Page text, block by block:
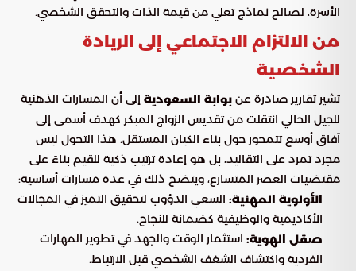
الأسرة، لصالح نماذج تعلي من قيمة الذات والتحقق الشخصي.
من الالتزام الاجتماعي إلى الريادة
الشخصية
تشير تقارير صادرة عن بوابة السعودية إلى أن المسارات الذهنية
للجيل الحالي انتقلت من تقديس الزواج المبكر كهدف أسمى إلى
آفاق أوسع تتمحور حول بناء الكيان المستقل. هذا التحول ليس
مجرد تمرد على التقاليد، بل هو إعادة ترتيب ذكية للقيم بناءً على
مقتضيات العصر المتسارع، ويتضح ذلك في عدة مسارات أساسية:
الأولوية المهنية: السعي الدؤوب لتحقيق التميز في المجالات
الأكاديمية والوظيفية كضمانة للنجاح.
صقل الهوية: استثمار الوقت والجهد في تطوير المهارات
الفردية واكتشاف الشغف الشخصي قبل الارتباط.